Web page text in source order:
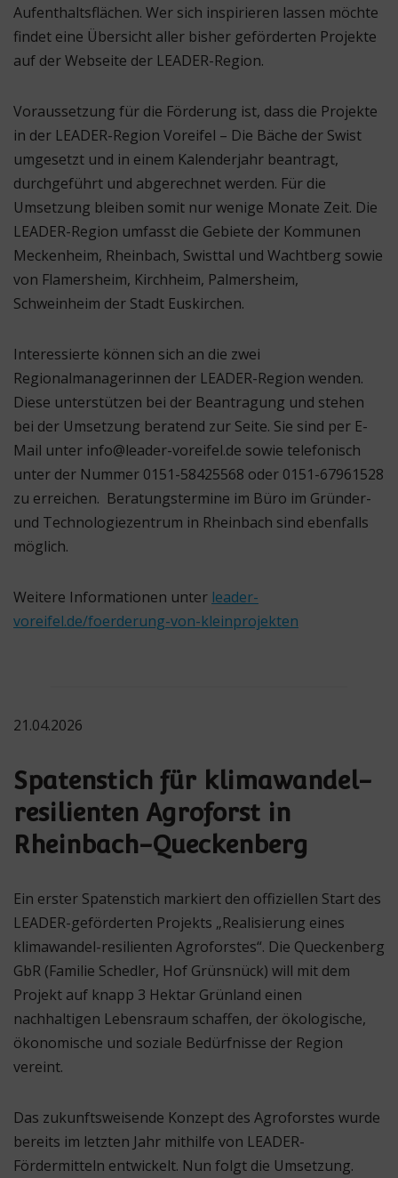
Aufenthaltsflächen. Wer sich inspirieren lassen möchte
findet eine Übersicht aller bisher geförderten Projekte
auf der Webseite der LEADER-Region.
Voraussetzung für die Förderung ist, dass die Projekte
in der LEADER-Region Voreifel – Die Bäche der Swist
umgesetzt und in einem Kalenderjahr beantragt,
durchgeführt und abgerechnet werden. Für die
Umsetzung bleiben somit nur wenige Monate Zeit. Die
LEADER-Region umfasst die Gebiete der Kommunen
Meckenheim, Rheinbach, Swisttal und Wachtberg sowie
von Flamersheim, Kirchheim, Palmersheim,
Schweinheim der Stadt Euskirchen.
Interessierte können sich an die zwei
Regionalmanagerinnen der LEADER-Region wenden.
Diese unterstützen bei der Beantragung und stehen
bei der Umsetzung beratend zur Seite. Sie sind per E-
Mail unter info@leader-voreifel.de sowie telefonisch
unter der Nummer 0151-58425568 oder 0151-67961528
zu erreichen. Beratungstermine im Büro im Gründer-
und Technologiezentrum in Rheinbach sind ebenfalls
möglich.
Weitere Informationen unter leader-
voreifel.de/foerderung-von-kleinprojekten
21.04.2026
Spatenstich für klimawandel-
resilienten Agroforst in
Rheinbach-Queckenberg
Ein erster Spatenstich markiert den offiziellen Start des
LEADER-geförderten Projekts „Realisierung eines
klimawandel-resilienten Agroforstes“. Die Queckenberg
GbR (Familie Schedler, Hof Grünsnück) will mit dem
Projekt auf knapp 3 Hektar Grünland einen
nachhaltigen Lebensraum schaffen, der ökologische,
ökonomische und soziale Bedürfnisse der Region
vereint.
Das zukunftsweisende Konzept des Agroforstes wurde
bereits im letzten Jahr mithilfe von LEADER-
Fördermitteln entwickelt. Nun folgt die Umsetzung.